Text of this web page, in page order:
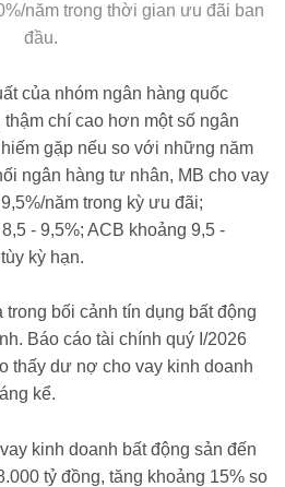
năm trong thời gian ưu đãi ban
đầu.
của nhóm ngân hàng quốc
chí cao hơn một số ngân
gặp nếu so với những năm
ngân hàng tư nhân, MB cho vay
năm trong kỳ ưu đãi;
- 9,5%; ACB khoảng 9,5 -
kỳ hạn.
bối cảnh tín dụng bất động
Báo cáo tài chính quý I/2026
thấy dư nợ cho vay kinh doanh
kể.
kinh doanh bất động sản đến
tỷ đồng, tăng khoảng 15% so